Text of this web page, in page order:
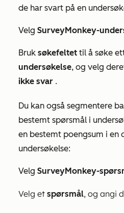
de har svart på en
Velg SurveyMonkey-
Bruk søkefeltet til å søke
undersøkelse, og velg
ikke svar .
Du kan også segmentere
bestemt spørsmål i
en bestemt poengsum i en
undersøkelse:
Velg SurveyMonkey-
Velg et spørsmål, og angi